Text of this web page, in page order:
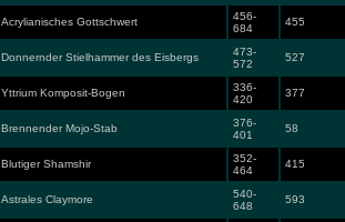
Acrylianisches Gottschwert
456-
684
455
Donnernder Stielhammer des Eisbergs
473-
572
527
Yttrium Komposit-Bogen
336-
420
377
Brennender Mojo-Stab
376-
401
58
Blutiger Shamshir
352-
464
415
Astrales Claymore
540-
648
593